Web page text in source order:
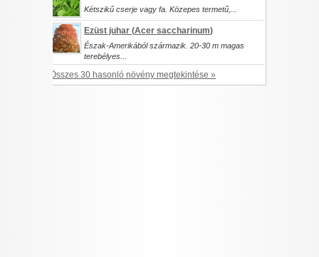
CONFIRM
Data Deletion Data Access Privacy Policy
Kétszikű cserje vagy fa. Közepes termetű,...
Ezüst juhar (Acer saccharinum)
Észak-Amerikából származik. 20-30 m magas
terebélyes...
Összes 30 hasonló növény megtekintése »